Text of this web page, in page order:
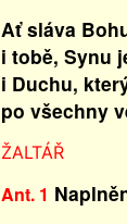
Ať sláva
i tobě, Synu
i Duchu,
po všechny
ŽALTÁŘ
Ant. 1